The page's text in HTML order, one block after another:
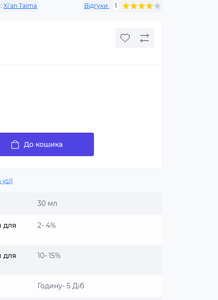
Xi‘an Taima Відгуки: 1
До кошика
30 мл
для 2- 4%
для 10- 15%
Годину- 5 Діб